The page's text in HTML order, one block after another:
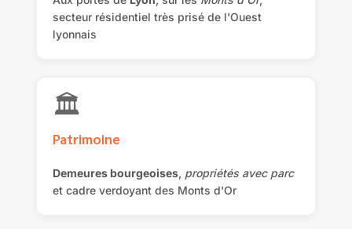
secteur résidentiel très prisé de l'Ouest
lyonnais
🏛️
Patrimoine
Demeures bourgeoises, propriétés avec parc
et cadre verdoyant des Monts d'Or